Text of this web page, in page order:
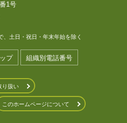
1号
、土日・祝日・年末年始を除く
プ 組織別電話番号
り扱い
このホームページについて